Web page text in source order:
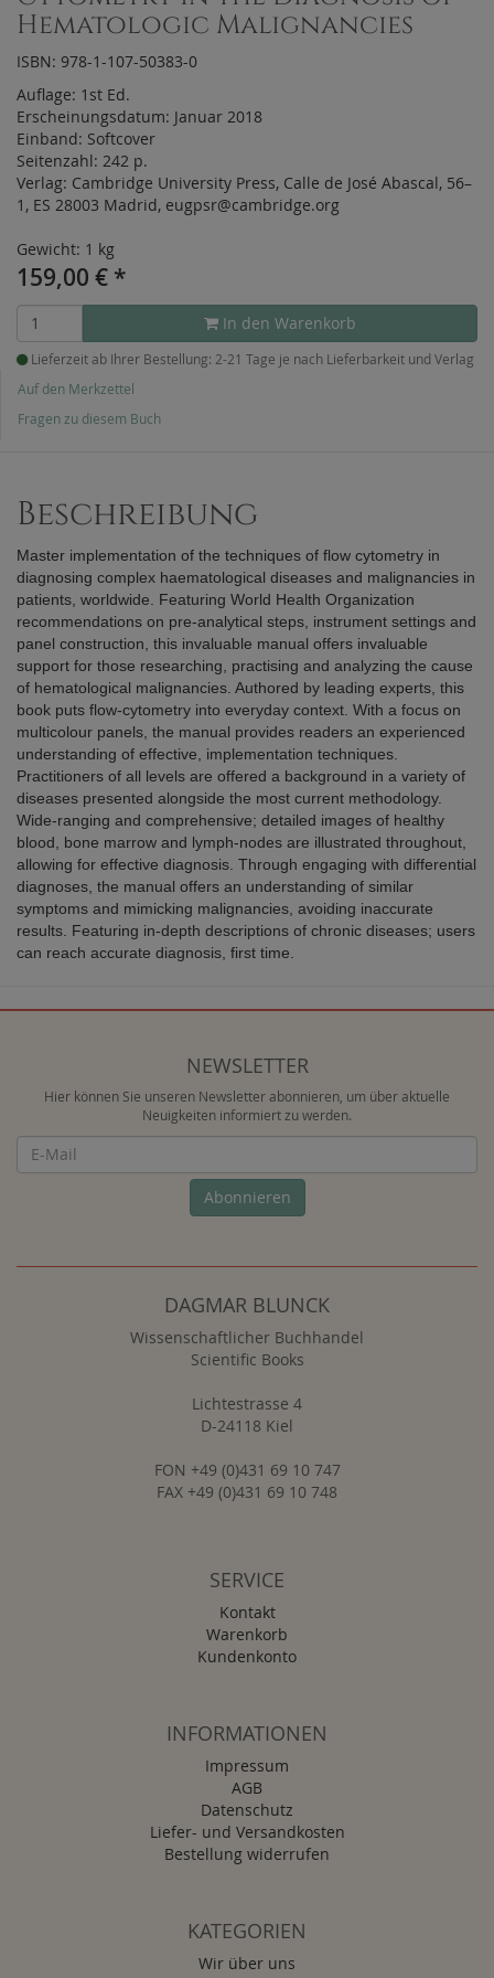
Hematologic Malignancies
ISBN: 978-1-107-50383-0
Auflage: 1st Ed.
Erscheinungsdatum: Januar 2018
Einband: Softcover
Seitenzahl: 242 p.
Verlag: Cambridge University Press, Calle de José Abascal, 56–
1, ES 28003 Madrid, eugpsr@cambridge.org
Gewicht: 1 kg
159,00 € *
In den Warenkorb
Lieferzeit ab Ihrer Bestellung: 2-21 Tage je nach Lieferbarkeit und Verlag
Auf den Merkzettel
Fragen zu diesem Buch
Beschreibung
Master implementation of the techniques of flow cytometry in
diagnosing complex haematological diseases and malignancies in
patients, worldwide. Featuring World Health Organization
recommendations on pre-analytical steps, instrument settings and
panel construction, this invaluable manual offers invaluable
support for those researching, practising and analyzing the cause
of hematological malignancies. Authored by leading experts, this
book puts flow-cytometry into everyday context. With a focus on
multicolour panels, the manual provides readers an experienced
understanding of effective, implementation techniques.
Practitioners of all levels are offered a background in a variety of
diseases presented alongside the most current methodology.
Wide-ranging and comprehensive; detailed images of healthy
blood, bone marrow and lymph-nodes are illustrated throughout,
allowing for effective diagnosis. Through engaging with differential
diagnoses, the manual offers an understanding of similar
symptoms and mimicking malignancies, avoiding inaccurate
results. Featuring in-depth descriptions of chronic diseases; users
can reach accurate diagnosis, first time.
NEWSLETTER
Hier können Sie unseren Newsletter abonnieren, um über aktuelle
Neuigkeiten informiert zu werden.
Abonnieren
DAGMAR BLUNCK
Wissenschaftlicher Buchhandel
Scientific Books
Lichtestrasse 4
D-24118 Kiel
FON +49 (0)431 69 10 747
FAX +49 (0)431 69 10 748
SERVICE
Kontakt
Warenkorb
Kundenkonto
INFORMATIONEN
Impressum
AGB
Datenschutz
Liefer- und Versandkosten
Bestellung widerrufen
KATEGORIEN
Wir über uns